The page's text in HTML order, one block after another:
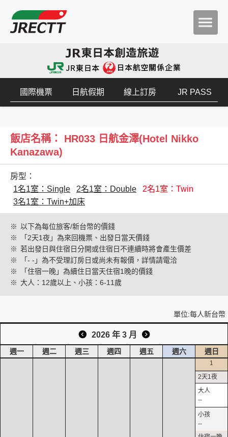
創造旅遊
國際機票 日航假期 線上訂房 JR PASS
飯店名稱： HR033 日航金澤(Hotel Nikko
Kanazawa)
房型：
1名1室：Single
2名1室：Double
2名1室：Twin
3名1室：Twin+加床
※ 以下為每位旅客/新台幣的價錢
※
「2天1夜」為來回機票、出發日當天價錢
※ 若出發日與住宿日分開或住宿日不連續時將會產生價差
※
「- -」為不受理訂房日或尚未有報價，詳情請電洽
※
「住宿一晚」為續住日當天住宿1晚的價錢
※ 大人：12歲以上、小孩：6-11歲
單位:每人新台幣
2026 年 3 月
週一 週二 週三 週四 週五 週六 週日
1
--
--